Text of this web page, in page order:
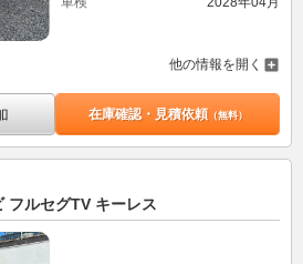
他の情報を開く
在庫確認・見積依頼（無料）
フルセグTV キーレス
支払総額 75.4万円